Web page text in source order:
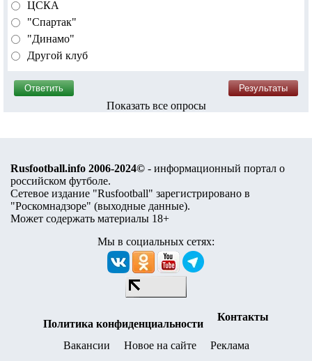
ЦСКА
"Спартак"
"Динамо"
Другой клуб
Показать все опросы
Rusfootball.info 2006-2024© - информационный портал о
российском футболе.
Сетевое издание "Rusfootball" зарегистрировано в
"Роскомнадзоре" (выходные данные).
Может содержать материалы 18+
Мы в социальных сетях:
Политика конфиденциальности
Контакты
Вакансии Новое на сайте Реклама